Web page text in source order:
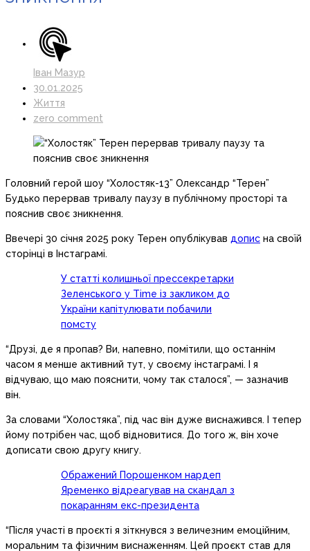
Іван Мазур
30.01.2025
Життя
zero comment
Головний герой шоу “Холостяк-13” Олександр “Терен”
Будько перервав тривалу паузу в публічному просторі та
пояснив своє зникнення.
Ввечері 30 січня 2025 року Терен опублікував допис на своїй
сторінці в Інстаграмі.
У статті колишньої прессекретарки
Зеленського у Time із закликом до
України капітулювати побачили
помсту
“Друзі, де я пропав? Ви, напевно, помітили, що останнім
часом я менше активний тут, у своєму інстаграмі. І я
відчуваю, що маю пояснити, чому так сталося”, — зазначив
він.
За словами “Холостяка”, під час він дуже виснажився. І тепер
йому потрібен час, щоб відновитися. До того ж, він хоче
дописати свою другу книгу.
Ображений Порошенком нардеп
Яременко відреагував на скандал з
покаранням екс-президента
“Після участі в проєкті я зіткнувся з величезним емоційним,
моральним та фізичним виснаженням. Цей проєкт став для